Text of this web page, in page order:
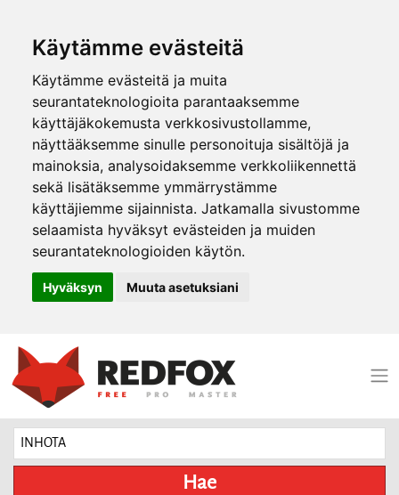
Käytämme evästeitä
Käytämme evästeitä ja muita
seurantateknologioita parantaaksemme
käyttäjäkokemusta verkkosivustollamme,
näyttääksemme sinulle personoituja sisältöjä ja
mainoksia, analysoidaksemme verkkoliikennettä
sekä lisätäksemme ymmärrystämme
käyttäjiemme sijainnista. Jatkamalla sivustomme
selaamista hyväksyt evästeiden ja muiden
seurantateknologioiden käytön.
Hyväksyn Muuta asetuksiani
Hae